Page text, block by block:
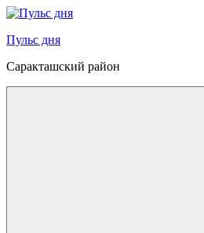
Перейти
содержимому
Пульс дня
Саракташский район